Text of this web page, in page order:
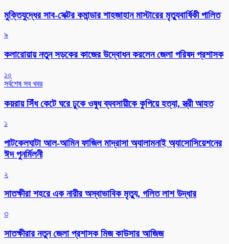
মুক্তিযুদ্ধের সাব-সেক্টর কমান্ডার শাহজাহান মাস্টারের মৃত্যুবার্ষিকী পালিত
৯
কলারোয়ায় নতুন সড়কের কাজের উদ্বোধন করলেন জেলা পরিষদ প্রশাসক
১০
সর্বশেষ সব খবর
কয়রায় সিঁধ কেটে ঘরে ঢুকে ওষুধ ব্যবসায়ীকে কুপিয়ে হত্যা, স্ত্রী আহত
১
পাটকেলঘাটা আল-আমিন ফাজিল মাদ্রাসা অ্যালামনাই অ্যাসোসিয়েশনের
ঈদ পুনর্মিলনী
২
সাতক্ষীরা শহরে এক নারীর অস্বাভাবিক মৃত্যু, গলিত লাশ উদ্ধার
৩
সাতক্ষীরার নতুন জেলা প্রশাসক মিজ কাউসার আজিজ